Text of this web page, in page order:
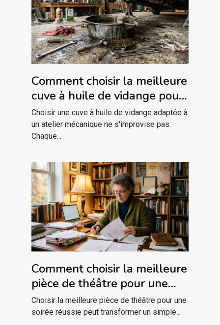
Comment choisir la meilleure
cuve à huile de vidange pour
votre atelier ?
Choisir une cuve à huile de vidange adaptée à
un atelier mécanique ne s'improvise pas.
Chaque...
Comment choisir la meilleure
pièce de théâtre pour une
soirée réussie ?
Choisir la meilleure pièce de théâtre pour une
soirée réussie peut transformer un simple...